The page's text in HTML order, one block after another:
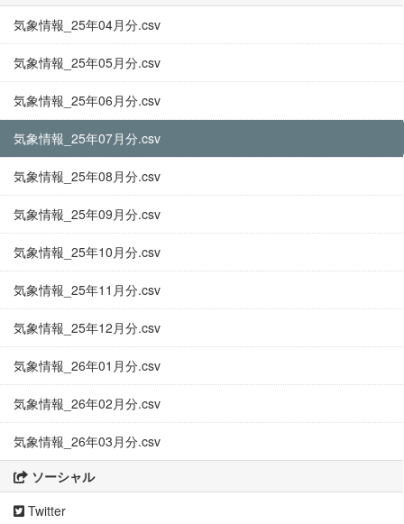
気象情報_25年04月分.csv
気象情報_25年05月分.csv
気象情報_25年06月分.csv
気象情報_25年07月分.csv
気象情報_25年08月分.csv
気象情報_25年09月分.csv
気象情報_25年10月分.csv
気象情報_25年11月分.csv
気象情報_25年12月分.csv
気象情報_26年01月分.csv
気象情報_26年02月分.csv
気象情報_26年03月分.csv
ソーシャル
Twitter